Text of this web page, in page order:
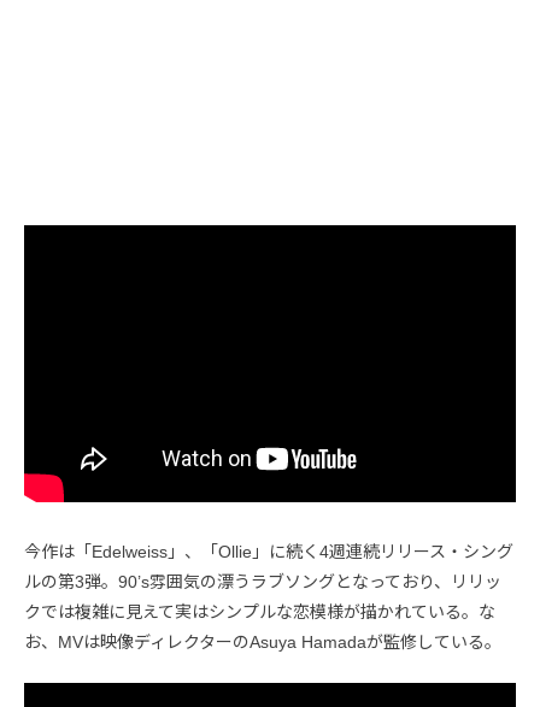
今作は「Edelweiss」、「Ollie」に続く4週連続リリース・シング
ルの第3弾。90’s雰囲気の漂うラブソングとなっており、リリッ
クでは複雑に見えて実はシンプルな恋模様が描かれている。な
お、MVは映像ディレクターのAsuya Hamadaが監修している。